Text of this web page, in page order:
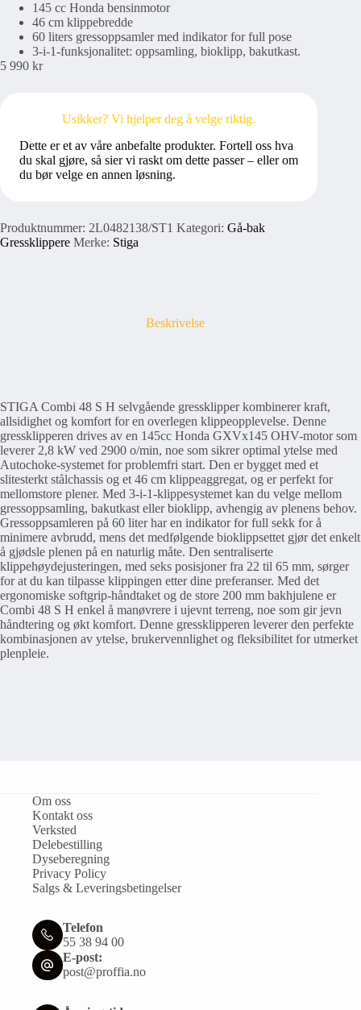
145 cc Honda bensinmotor
46 cm klippebredde
60 liters gressoppsamler med indikator for full pose
3-i-1-funksjonalitet: oppsamling, bioklipp, bakutkast.
5 990 kr
Usikker? Vi hjelper deg å velge riktig.
Dette er et av våre anbefalte produkter. Fortell oss hva
du skal gjøre, så sier vi raskt om dette passer – eller om
du bør velge en annen løsning.
Produktnummer: 2L0482138/ST1 Kategori: Gå-bak
Gressklippere Merke: Stiga
Beskrivelse
STIGA Combi 48 S H selvgående gressklipper kombinerer kraft,
allsidighet og komfort for en overlegen klippeopplevelse. Denne
gressklipperen drives av en 145cc Honda GXVx145 OHV-motor som
leverer 2,8 kW ved 2900 o/min, noe som sikrer optimal ytelse med
Autochoke-systemet for problemfri start. Den er bygget med et
slitesterkt stålchassis og et 46 cm klippeaggregat, og er perfekt for
mellomstore plener. Med 3-i-1-klippesystemet kan du velge mellom
gressoppsamling, bakutkast eller bioklipp, avhengig av plenens behov.
Gressoppsamleren på 60 liter har en indikator for full sekk for å
minimere avbrudd, mens det medfølgende bioklippsettet gjør det enkelt
å gjødsle plenen på en naturlig måte. Den sentraliserte
klippehøydejusteringen, med seks posisjoner fra 22 til 65 mm, sørger
for at du kan tilpasse klippingen etter dine preferanser. Med det
ergonomiske softgrip-håndtaket og de store 200 mm bakhjulene er
Combi 48 S H enkel å manøvrere i ujevnt terreng, noe som gir jevn
håndtering og økt komfort. Denne gressklipperen leverer den perfekte
kombinasjonen av ytelse, brukervennlighet og fleksibilitet for utmerket
plenpleie.
Om oss
Kontakt oss
Verksted
Delebestilling
Dyseberegning
Privacy Policy
Salgs & Leveringsbetingelser
Telefon
55 38 94 00
E-post:
post@proffia.no